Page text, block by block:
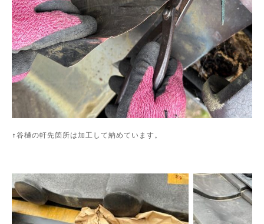
↑谷樋の軒先箇所は加工して納めています。